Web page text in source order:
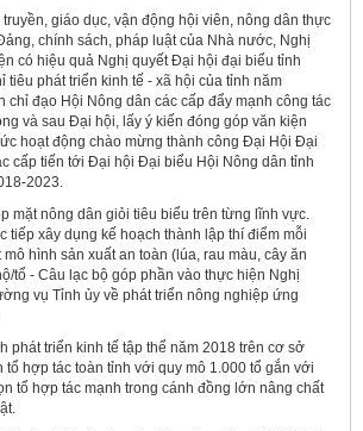
giáo dục, vận động hội viên, nông dân thực
chính sách, pháp luật của Nhà nước, Nghị
có hiệu quả Nghị quyết Đại hội đại biểu tỉnh
tiêu phát triển kinh tế - xã hội của tỉnh năm
chỉ đạo Hội Nông dân các cấp đẩy mạnh công tác
và sau Đại hội, lấy ý kiến đóng góp văn kiện
hoạt động chào mừng thành công Đại Hội Đại
cấp tiến tới Đại hội Đại biểu Hội Nông dân tỉnh
2023.
mặt nông dân giỏi tiêu biểu trên từng lĩnh vực.
tiếp xây dụng kế hoạch thành lập thí điểm mỗi
mô hình sản xuất an toàn (lúa, rau màu, cây ăn
tổ - Câu lạc bộ góp phần vào thực hiện Nghị
vụ Tỉnh ủy về phát triển nông nghiệp ứng
phát triển kinh tế tập thể năm 2018 trên cơ sở
tổ hợp tác toàn tỉnh với quy mô 1.000 tổ gắn với
tổ hợp tác mạnh trong cánh đồng lớn nâng chất